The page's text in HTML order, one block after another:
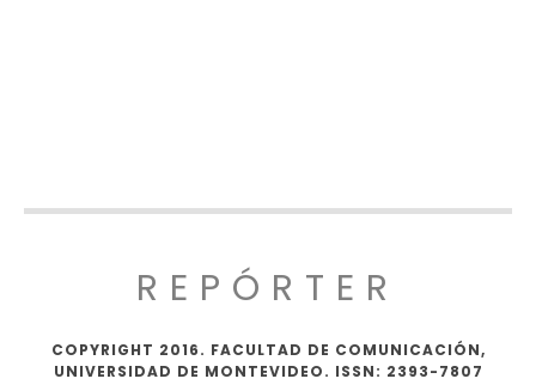
REPÓRTER
COPYRIGHT 2016. FACULTAD DE COMUNICACIÓN,
UNIVERSIDAD DE MONTEVIDEO. ISSN: 2393-7807